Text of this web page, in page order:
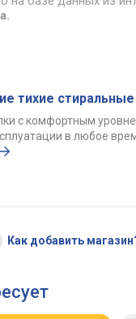
тихие
с комфортным
в любое
Как добавить